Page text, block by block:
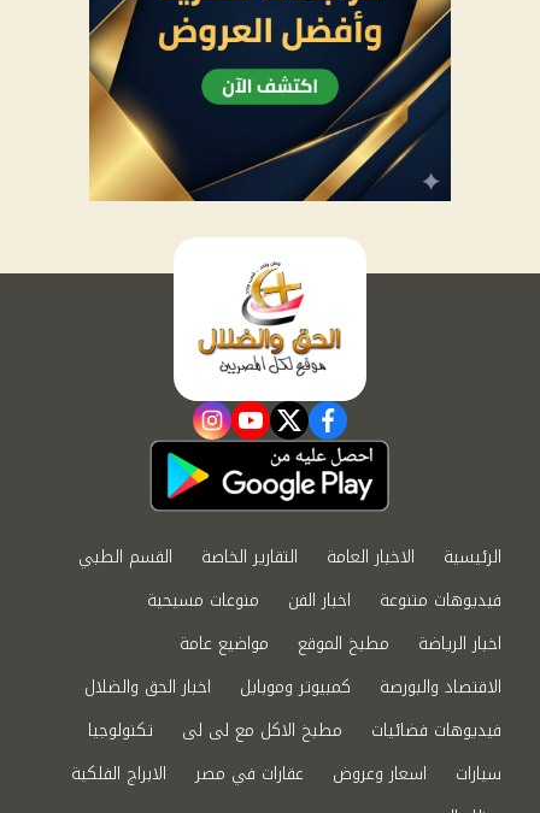
facebook
twitter
youtube
instagram
الرئيسية الاخبار العامة التقارير الخاصة
القسم الطبي
فيديوهات متنوعة
اخبار الفن
منوعات مسيحية
اخبار الرياضة
مطبخ الموقع
مواضيع عامة
الاقتصاد والبورصة
كمبيوتر وموبايل
اخبار الحق والضلال
فيديوهات فضائيات
مطبخ الاكل مع لى لى
تكنولوجيا
سيارات
اسعار وعروض عقارات في مصر
الابراج الفلكية